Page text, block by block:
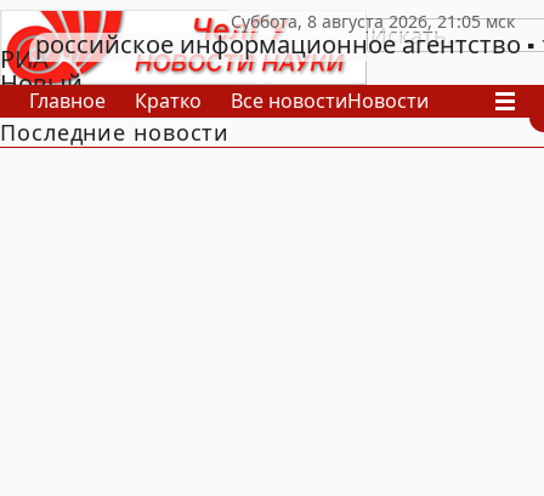
РИА
Новый
День
российское информационное агентство
Главное Кратко Все новостиНовости
В России
В мире
Последние новости